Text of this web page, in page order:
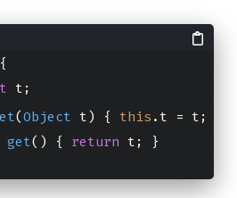
{
t;
(Object t) { this . t = t; }
get( ) { return t; }